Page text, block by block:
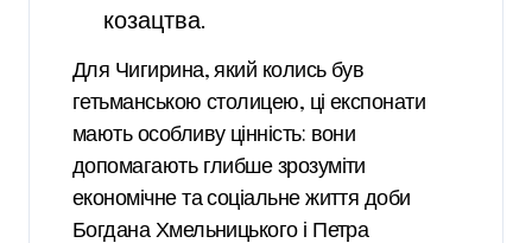
козацтва.
Для Чигирина, який колись був
гетьманською столицею, ці експонати
мають особливу цінність: вони
допомагають глибше зрозуміти
економічне та соціальне життя доби
Богдана Хмельницького і Петра